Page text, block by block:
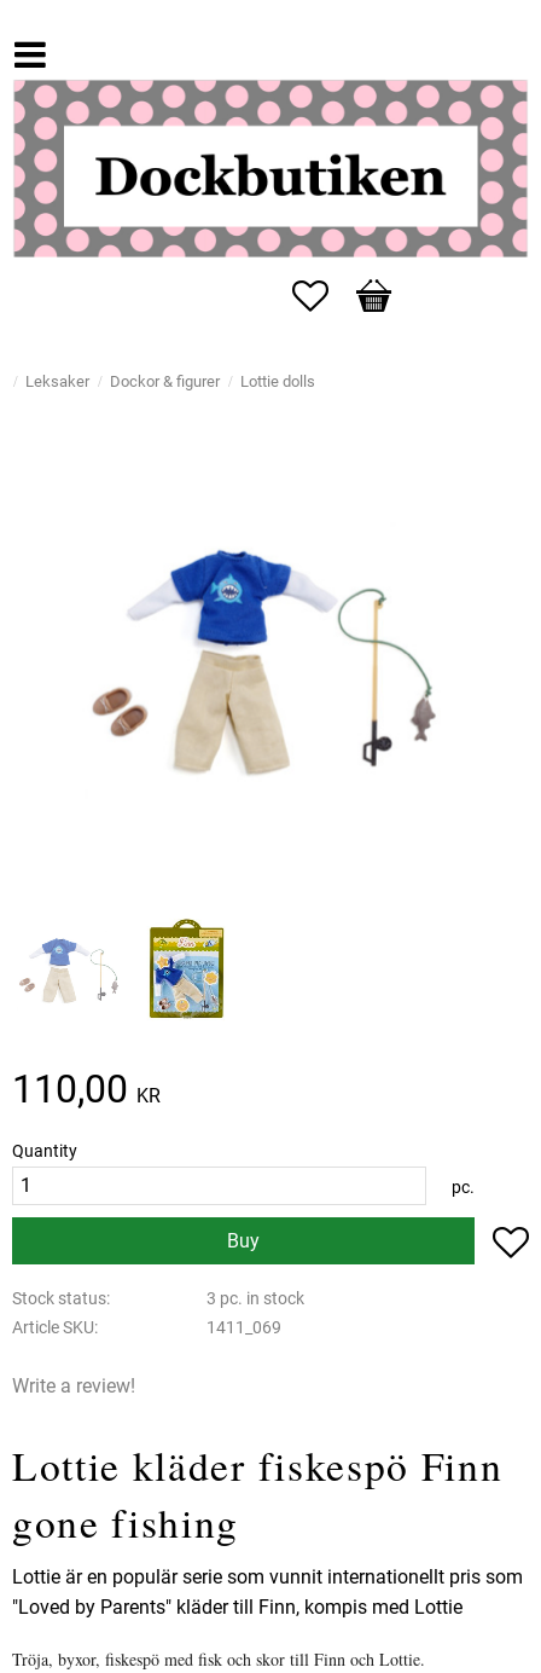
Favorites
Basket
Leksaker Dockor & figurer Lottie dolls
110,00 KR
Quantity
pc.
Buy
Stock status
3 pc. in stock
Article SKU
1411_069
Write a review!
Lottie kläder fiskespö Finn
gone fishing
Lottie är en populär serie som vunnit internationellt pris som
"Loved by Parents" kläder till Finn, kompis med Lottie
Tröja, byxor, fiskespö med fisk och skor till Finn och Lottie.